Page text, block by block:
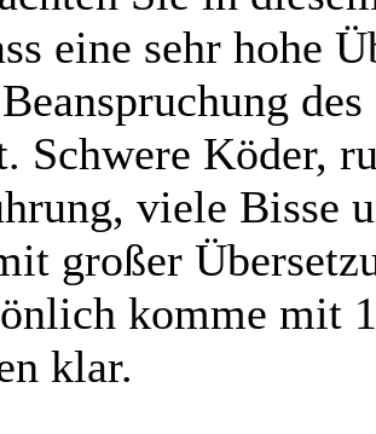
eine sehr hohe
Schwere Köder,
viele Bisse
großer
komme mit
klar.